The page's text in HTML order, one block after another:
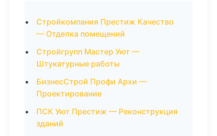
Стройкомпания Престиж Качество
— Отделка помещений
Стройгрупп Мастер Уют —
Штукатурные работы
БизнесСтрой Профи Архи —
Проектирование
ПСК Уют Престиж — Реконструкция
зданий